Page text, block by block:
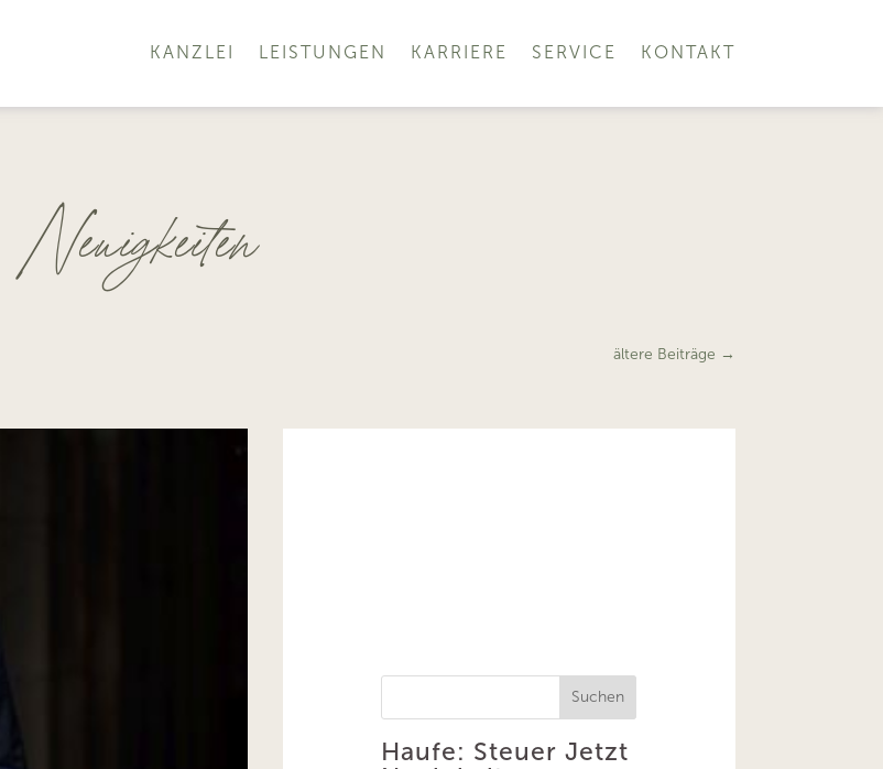
KANZLEI LEISTUNGEN KARRIERE SERVICE KONTAKT
Neuigkeiten
ältere Beiträge →
Suchen
Haufe: Steuer Jetzt